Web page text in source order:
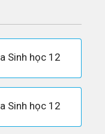
Sinh học 12
Sinh học 12